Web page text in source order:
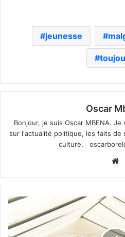
jeunesse
Oscar
Bonjour, je suis Oscar MBENA.
sur l'actualité politique, les faits de
culture.